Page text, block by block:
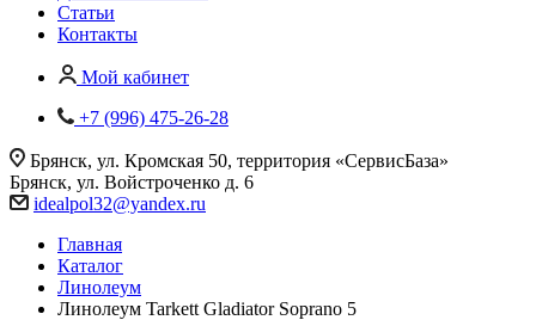
Статьи
Контакты
Мой кабинет
+7 (996) 475-26-28
Брянск, ул. Кромская 50, территория «СервисБаза»
Брянск, ул. Войстроченко д. 6
idealpol32@yandex.ru
Главная
Каталог
Линолеум
Линолеум Tarkett Gladiator Soprano 5